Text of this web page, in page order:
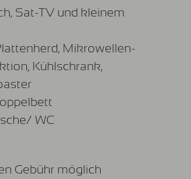
Sat-TV und kleinem
Mikrowellen-
Kühlschrank,
WC
Gebühr möglich